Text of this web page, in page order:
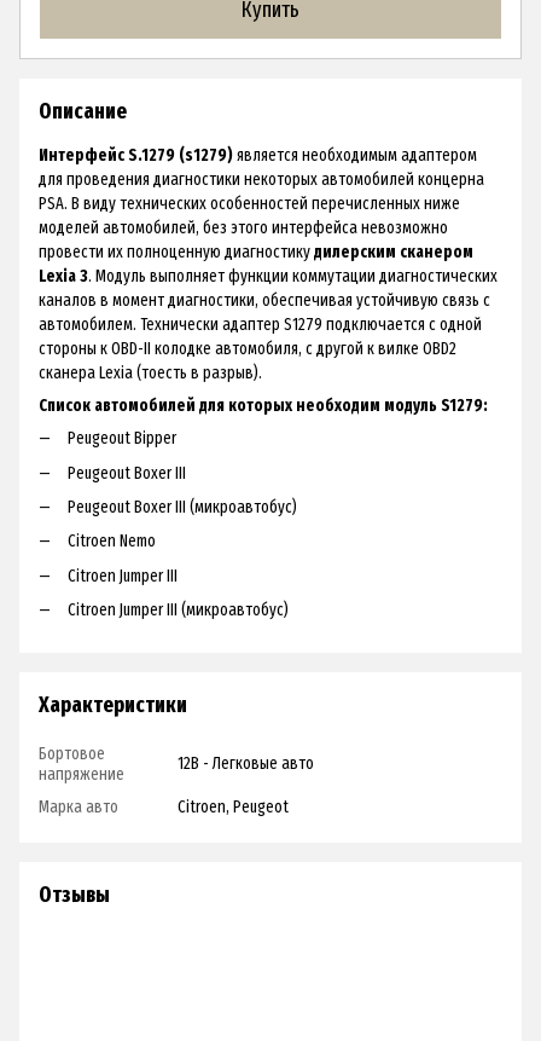
Купить
Описание
Интерфейс S.1279 (s1279)является необходимым адаптером
для проведения диагностики некоторых автомобилей концерна
PSA. В виду технических особенностей перечисленных ниже
моделей автомобилей, без этого интерфейса невозможно
провести их полноценную диагностикудилерским сканером
Lexia 3. Модуль выполняет функции коммутации диагностических
каналов в момент диагностики, обеспечивая устойчивую связь с
автомобилем. Технически адаптер S1279 подключается с одной
стороны к OBD-II колодке автомобиля, с другой к вилке OBD2
сканера Lexia (тоесть в разрыв).
Список автомобилей для которых необходим модуль S1279:
Peugeout Bipper
Peugeout Boxer III
Peugeout Boxer III (микроавтобус)
Citroen Nemo
Citroen Jumper III
Citroen Jumper III (микроавтобус)
Характеристики
Бортовое
напряжение
12В - Легковые авто
Марка авто Citroen, Peugeot
Отзывы